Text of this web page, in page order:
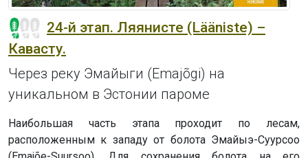
24-й этап. Ляянисте (Lääniste) –
Кавасту.
Через реку Эмайыги (Emajõgi) на
уникальном в Эстонии пароме
Наибольшая часть этапа проходит по лесам,
расположенным к западу от болота Эмайыэ-Суурсоо